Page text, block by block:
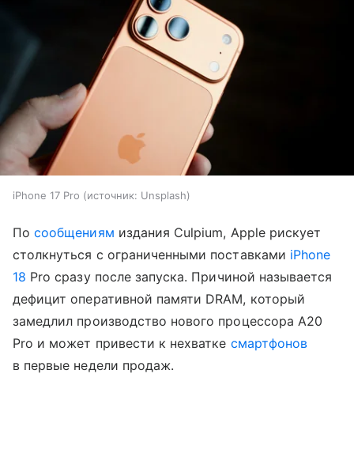
iPhone 17 Pro источник: Unsplash
Посообщениям издания Culpium, Apple рискует
столкнуться с ограниченными поставками iPhone
18 Pro сразу после запуска. Причиной называется
дефицит оперативной памяти DRAM, который
замедлил производство нового процессора A20
Pro и может привести к нехватке смартфонов
в первые недели продаж.